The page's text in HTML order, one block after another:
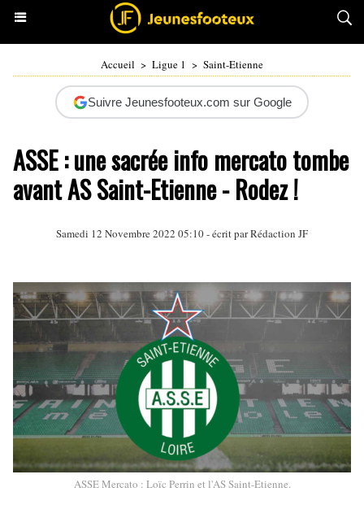
Accueil > Ligue 1 > Saint-Etienne
Suivre Jeunesfooteux.com sur Google
ASSE : une sacrée info mercato tombe
avant AS Saint-Etienne - Rodez !
Samedi 12 Novembre 2022 05:10 - écrit par Rédaction JF
ASSE Mercato : Loïc Perrin et l'AS Saint-Etienne.